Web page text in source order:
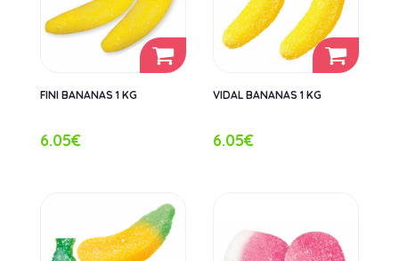
FINI BANANAS 1 KG
6.05€
VIDAL BANANAS 1 KG
6.05€